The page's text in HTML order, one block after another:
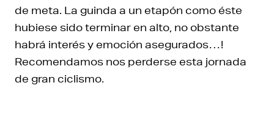
de meta. La guinda a un etapón como éste
hubiese sido terminar en alto, no obstante
habrá interés y emoción asegurados…!
Recomendamos nos perderse esta jornada
de gran ciclismo.